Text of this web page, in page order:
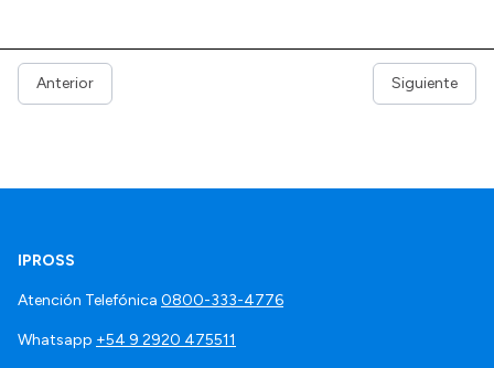
Anterior Siguiente
IPROSS
Atención Telefónica 0800-333-4776
Whatsapp +54 9 2920 475511